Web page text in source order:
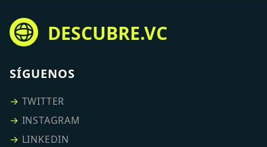
DESCUBRE.VC
SÍGUENOS
→ TWITTER
→ INSTAGRAM
→ LINKEDIN